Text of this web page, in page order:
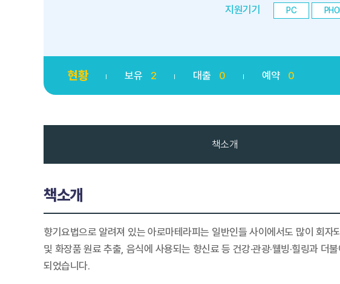
지원기기
PC
현황 보유 2 대출 0 예약 0
책소개
책소개
향기요법으로 알려져 있는 아로마테라피는 일반인들 사이에서도 많이 회
및 화장품 원료 추출, 음식에 사용되는 향신료 등 건강·관광·웰빙·힐링과
되었습니다.